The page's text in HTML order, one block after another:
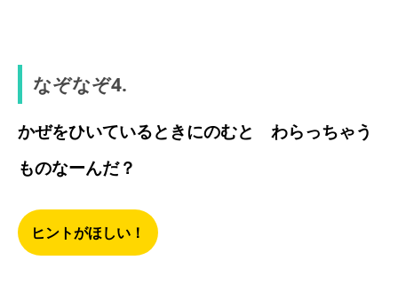
なぞなぞ4.
かぜをひいているときにのむと わらっちゃう
ものなーんだ？
ヒントがほしい！